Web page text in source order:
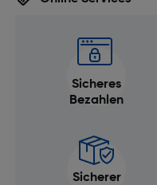
Sicheres
Bezahlen
Sicherer